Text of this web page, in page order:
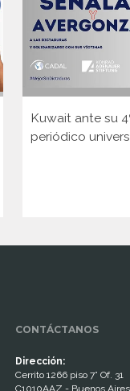
Kuwait ante su
periódico
CONTÁCTANOS
Dirección:
Cerrito 1266 piso 7° Of. 31
C1010AAZ - Buenos Aires